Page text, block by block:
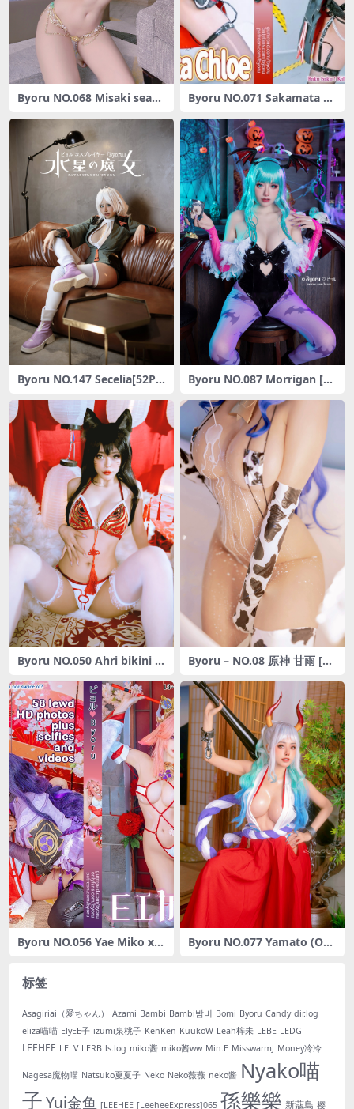
Byoru NO.068 Misaki seash
Byoru NO.071 Sakamata C
Byoru NO.147 Secelia[52P9
Byoru NO.087 Morrigan [32
Byoru NO.050 Ahri bikini 阿
Byoru – NO.08 原神 甘雨 [50
Byoru NO.056 Yae Miko x R
Byoru NO.077 Yamato (One
标签
Asagiriai（愛ちゃん） Azami Bambi Bambi밤비 Bomi Byoru Candy dir.log
eliza喵喵 ElyEE子 izumi泉桃子 KenKen KuukoW Leah梓未 LEBE LEDG
LEEHEE LELV LERB ls.log miko酱 miko酱ww Min.E MisswarmJ Money冷冷
Nagesa魔物喵 Natsuko夏夏子 Neko Neko薇薇 neko酱 Nyako喵
子Yui金鱼 [LEEHEE [LeeheeExpress]065 孫樂樂 新蔻島 樱